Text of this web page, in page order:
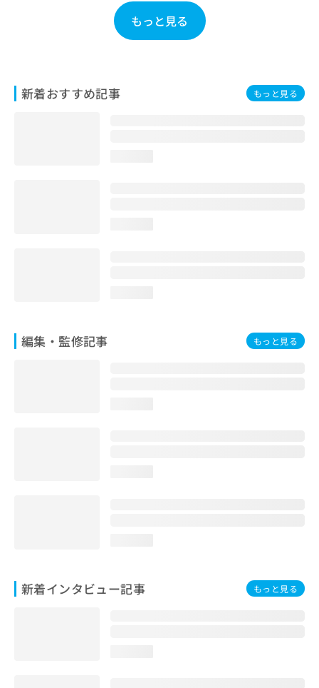
もっと見る
新着おすすめ記事 もっと見る
編集・監修記事 もっと見る
新着インタビュー記事 もっと見る
は